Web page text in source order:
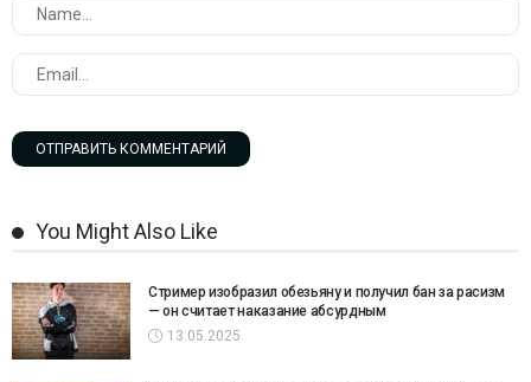
You Might Also Like
Стример изобразил обезьяну и получил бан за расизм
— он считает наказание абсурдным
13.05.2025